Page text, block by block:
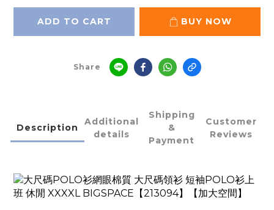
ADD TO CART BUY NOW
Share
Description
Additional
details
Shipping
&
Payment
Customer
Reviews